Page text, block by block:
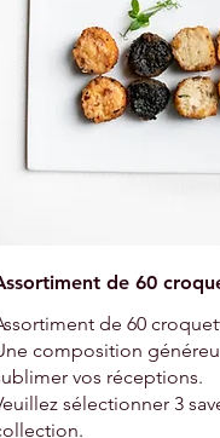
de 60
de 60
composition
vos réceptions.
sélectionner 3